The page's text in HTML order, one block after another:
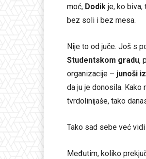
moć, Dodik je, ko biva,
bez soli i bez mesa.
Nije to od juče. Još s
Studentskom gradu,
organizacije – junoši
da ju je donosila. Kako
tvrdolinijaše, tako
Tako sad sebe već
Međutim, koliko